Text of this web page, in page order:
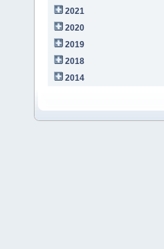
2021
2020
2019
2018
2014